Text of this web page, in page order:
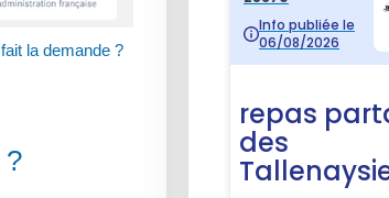
la demande ?
?